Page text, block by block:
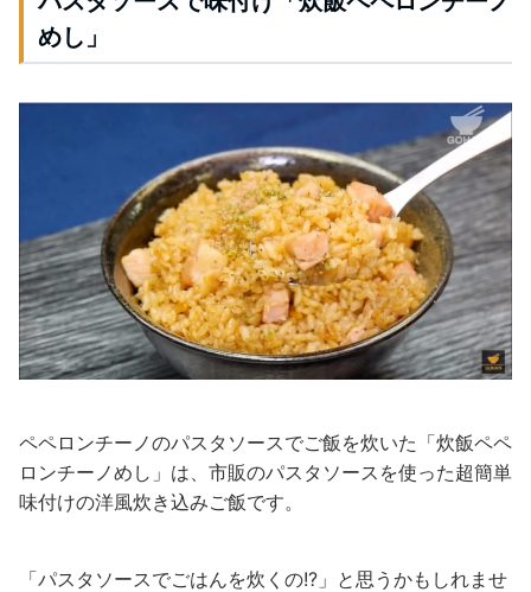
めし」
ペペロンチーノのパスタソースでご飯を炊いた「炊飯ペペ
ロンチーノめし」は、市販のパスタソースを使った超簡単
味付けの洋風炊き込みご飯です。
「パスタソースでごはんを炊くの!?」と思うかもしれませ